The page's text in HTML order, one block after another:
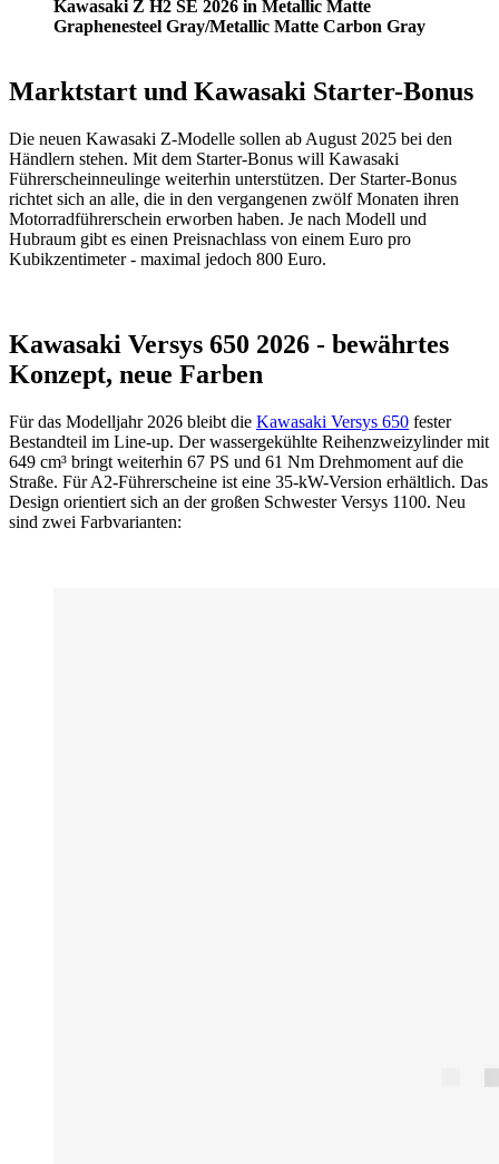
Kawasaki Z H2 SE 2026 in Metallic Matte
Graphenesteel Gray/Metallic Matte Carbon Gray
Marktstart und Kawasaki Starter-Bonus
Die neuen Kawasaki Z-Modelle sollen ab August 2025 bei den
Händlern stehen. Mit dem Starter-Bonus will Kawasaki
Führerscheinneulinge weiterhin unterstützen. Der Starter-Bonus
richtet sich an alle, die in den vergangenen zwölf Monaten ihren
Motorradführerschein erworben haben. Je nach Modell und
Hubraum gibt es einen Preisnachlass von einem Euro pro
Kubikzentimeter - maximal jedoch 800 Euro.
Kawasaki Versys 650 2026 - bewährtes
Konzept, neue Farben
Für das Modelljahr 2026 bleibt die Kawasaki Versys 650 fester
Bestandteil im Line-up. Der wassergekühlte Reihenzweizylinder mit
649 cm³ bringt weiterhin 67 PS und 61 Nm Drehmoment auf die
Straße. Für A2-Führerscheine ist eine 35-kW-Version erhältlich. Das
Design orientiert sich an der großen Schwester Versys 1100. Neu
sind zwei Farbvarianten: